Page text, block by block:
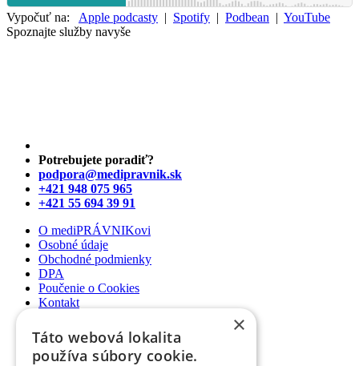
Vypočuť na: Apple podcasty | Spotify | Podbean | YouTube
Spoznajte služby navyše
Potrebujete poradiť?
podpora@medipravnik.sk
+421 948 075 965
+421 55 694 39 91
O mediPRÁVNIKovi
Osobné údaje
Obchodné podmienky
DPA
Poučenie o Cookies
Kontakt
Newsletter
Články
Podcasty
×
Táto webová lokalita
používa súbory cookie.